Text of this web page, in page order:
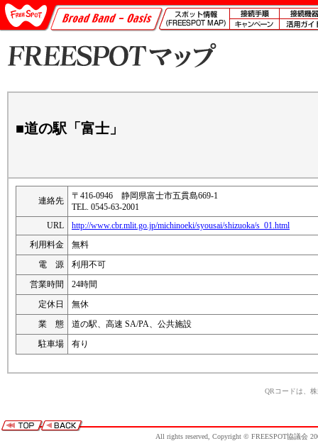
■道の駅「富士」
連絡先
〒416-0946 静岡県富士市五貫島669-1
TEL. 0545-63-2001
URL
http://www.cbr.mlit.go.jp/michinoeki/syousai/shizuoka/s_01.html
利用料金
無料
電 源
利用不可
営業時間
24時間
定休日
無休
業 態
道の駅、高速 SA/PA、公共施設
駐車場
有り
QRコードは、
All rights reserved, Copyright © FREESPOT協議会